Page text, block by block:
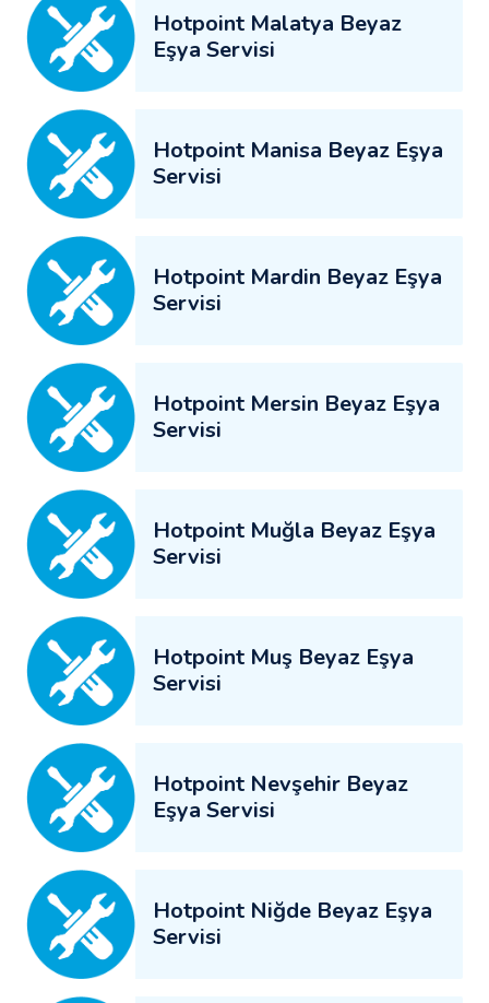
Hotpoint Malatya Beyaz
Eşya Servisi
Hotpoint Manisa Beyaz Eşya
Servisi
Hotpoint Mardin Beyaz Eşya
Servisi
Hotpoint Mersin Beyaz Eşya
Servisi
Hotpoint Muğla Beyaz Eşya
Servisi
Hotpoint Muş Beyaz Eşya
Servisi
Hotpoint Nevşehir Beyaz
Eşya Servisi
Hotpoint Niğde Beyaz Eşya
Servisi